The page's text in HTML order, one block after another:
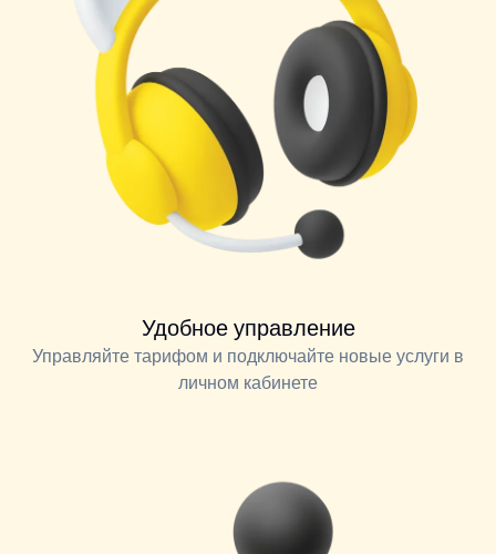
Удобное управление
Управляйте тарифом и подключайте новые услуги в
личном кабинете